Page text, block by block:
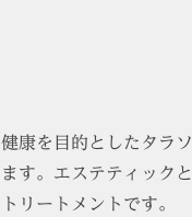
康を目的としたタラソ
す。エステティックと
リートメントです。